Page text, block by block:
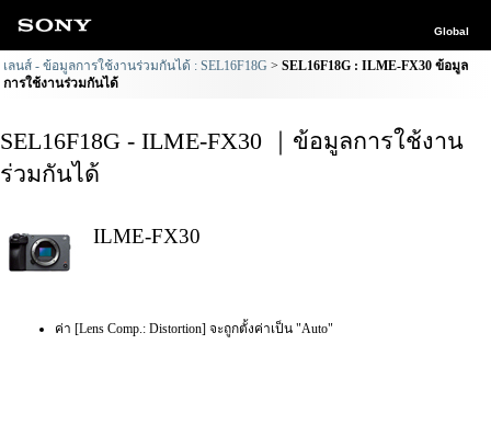
Global
เลนส์ - ข้อมูลการใช้งานร่วมกันได้ : SEL16F18G
SEL16F18G : ILME-FX30 ข้อมูล
การใช้งานร่วมกันได้
SEL16F18G - ILME-FX30 ｜ข้อมูลการใช้งาน
ร่วมกันได้
ILME-FX30
ค่า [Lens Comp.: Distortion] จะถูกตั้งค่าเป็น "Auto"